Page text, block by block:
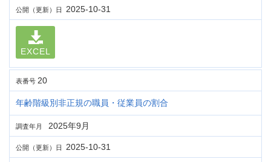
公開（更新）日 2025-10-31
EXCEL
表番号 20
年齢階級別非正規の職員・従業員の割合
調査年月 2025年9月
公開（更新）日 2025-10-31